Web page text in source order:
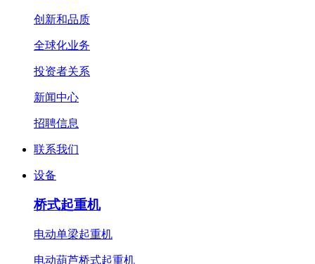
创新和品质
全球化业务
投资者关系
新闻中心
招聘信息
联系我们
设备
桥式起重机
电动单梁起重机
电动葫芦桥式起重机